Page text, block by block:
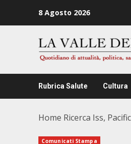
8 Agosto 2026
Rubrica Salute Cultura
Home Ricerca Iss,
Comunicati Stampa